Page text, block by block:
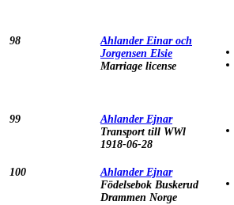
98
Ahlander Einar och
Jorgensen Elsie
Marriage license
99
Ahlander Ejnar
Transport till WWl
1918-06-28
100
Ahlander Ejnar
Födelsebok Buskerud
Drammen Norge